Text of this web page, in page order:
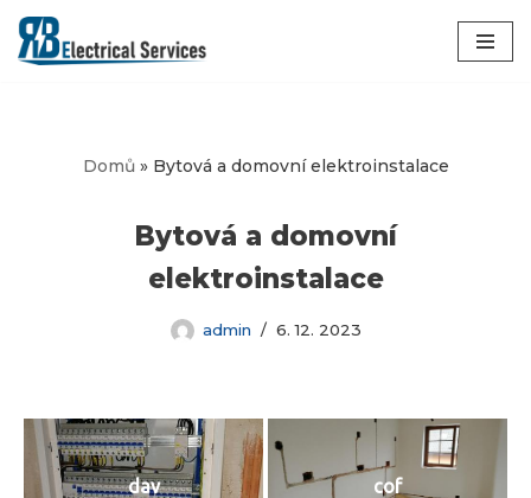
Přeskočit
Domů» Bytová a domovní elektroinstalace
Bytová a domovní
elektroinstalace
admin 6. 12. 2023
dav cof